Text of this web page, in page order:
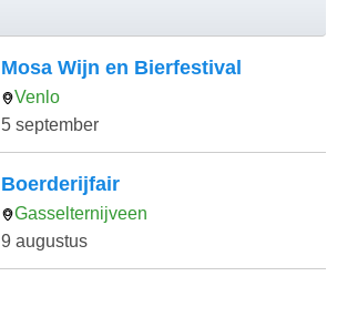
Mosa Wijn en Bierfestival
Venlo
5 september
Boerderijfair
Gasselternijveen
9 augustus